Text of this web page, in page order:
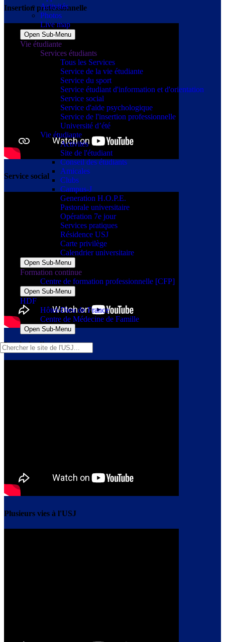
Activités
Photos
Live map
Open Sub-Menu
Vie étudiante
Services étudiants
Tous les Services
Service de la vie étudiante
Service du sport
Service étudiant d'information et d'orientation
Service social
Service d'aide psychologique
Service de l'insertion professionnelle
Université d’été
Vie étudiante
Activités
Site de l'étudiant
Conseil des étudiants
Amicales
Clubs
Campus-J
Generation H.O.P.E.
Pastorale universitaire
Opération 7e jour
Services pratiques
Résidence USJ
Carte privilège
Calendrier universitaire
Open Sub-Menu
Formation continue
Centre de formation professionnelle [CFP]
Open Sub-Menu
HDF
Hôtel-Dieu de France
Centre de Médecine de Famille
Open Sub-Menu
Insertion professionnelle
Service social
La vie étudiante
Plusieurs vies à l'USJ